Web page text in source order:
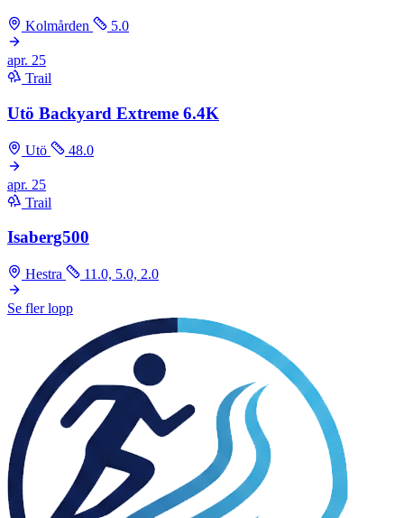
Kolmården 5.0
apr. 25
Trail
Utö Backyard Extreme 6.4K
Utö 48.0
apr. 25
Trail
Isaberg500
Hestra 11.0, 5.0, 2.0
Se fler lopp